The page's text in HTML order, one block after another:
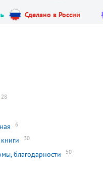
Сделано в России
28
6
30
благодарности 50